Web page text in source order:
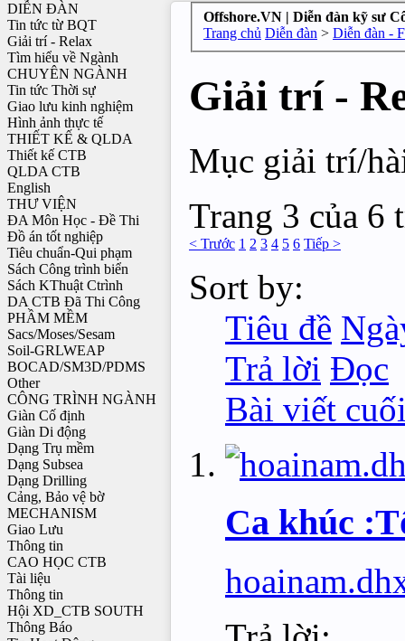
DIỄN ĐÀN
Tin tức từ BQT
Giải trí - Relax
Tìm hiểu về Ngành
CHUYÊN NGÀNH
Tin tức Thời sự
Giao lưu kinh nghiệm
Hình ảnh thực tế
THIẾT KẾ & QLDA
Thiết kế CTB
QLDA CTB
English
THƯ VIỆN
ĐA Môn Học - Đề Thi
Đồ án tốt nghiệp
Tiêu chuẩn-Qui phạm
Sách Công trình biển
Sách KThuật Ctrình
DA CTB Đã Thi Công
PHẦM MỀM
Sacs/Moses/Sesam
Soil-GRLWEAP
BOCAD/SM3D/PDMS
Other
CÔNG TRÌNH NGÀNH
Giàn Cố định
Giàn Di động
Dạng Trụ mềm
Dạng Subsea
Dạng Drilling
Cảng, Bảo vệ bờ
MECHANISM
Giao Lưu
Thông tin
CAO HỌC CTB
Tài liệu
Thông tin
Hội XD_CTB SOUTH
Thông Báo
Offshore.VN | Diễn đàn kỹ sư
Trang chủ Diễn đàn > Diễn đàn -
Giải trí -
Mục giải trí/
Trang 3 của 6
< Trước 1 2 3 4 5 6 Tiếp >
Sort by:
Tiêu đề
Trả lời Đọc
Bài viết
Ca khúc